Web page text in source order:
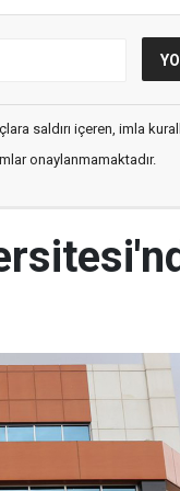
saldırı içeren, imla
onaylanmamaktadır.